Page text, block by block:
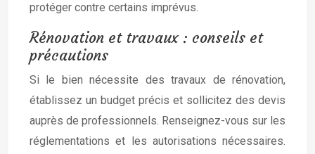
protéger contre certains imprévus.
Rénovation et travaux : conseils et
précautions
Si le bien nécessite des travaux de rénovation,
établissez un budget précis et sollicitez des devis
auprès de professionnels. Renseignez-vous sur les
réglementations et les autorisations nécessaires.